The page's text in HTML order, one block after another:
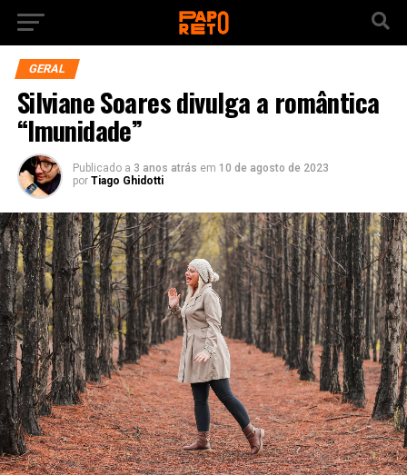
GERAL
Silviane Soares divulga a romântica
“Imunidade”
Publicado a 3 anos atrás em 10 de agosto de 2023
por Tiago Ghidotti